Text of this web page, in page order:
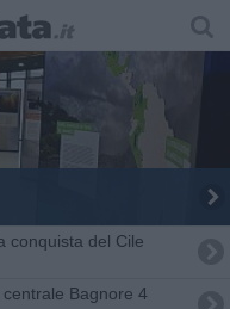
conquista del Cile
Bagnore 4